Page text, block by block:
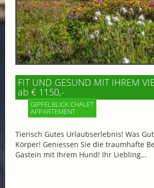
FIT UND GESUND MIT IHREM
ab € 1150,-
GIPFELBLICK CHALET
APPARTEMENT
Tierisch Gutes Urlaubserlebnis! Was
Körper! Geniessen Sie die traumhafte
Gastein mit Ihrem Hund! Ihr Liebling...